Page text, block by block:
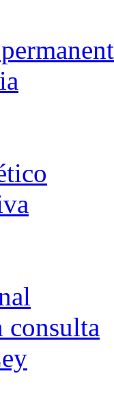
consulta